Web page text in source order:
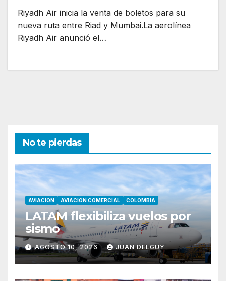
Riyadh Air inicia la venta de boletos para su
nueva ruta entre Riad y Mumbai.La aerolínea
Riyadh Air anunció el…
No te pierdas
AVIACION AVIACION COMERCIAL COLOMBIA
LATAM flexibiliza vuelos por
sismo
AGOSTO 10, 2026 JUAN DELGUY